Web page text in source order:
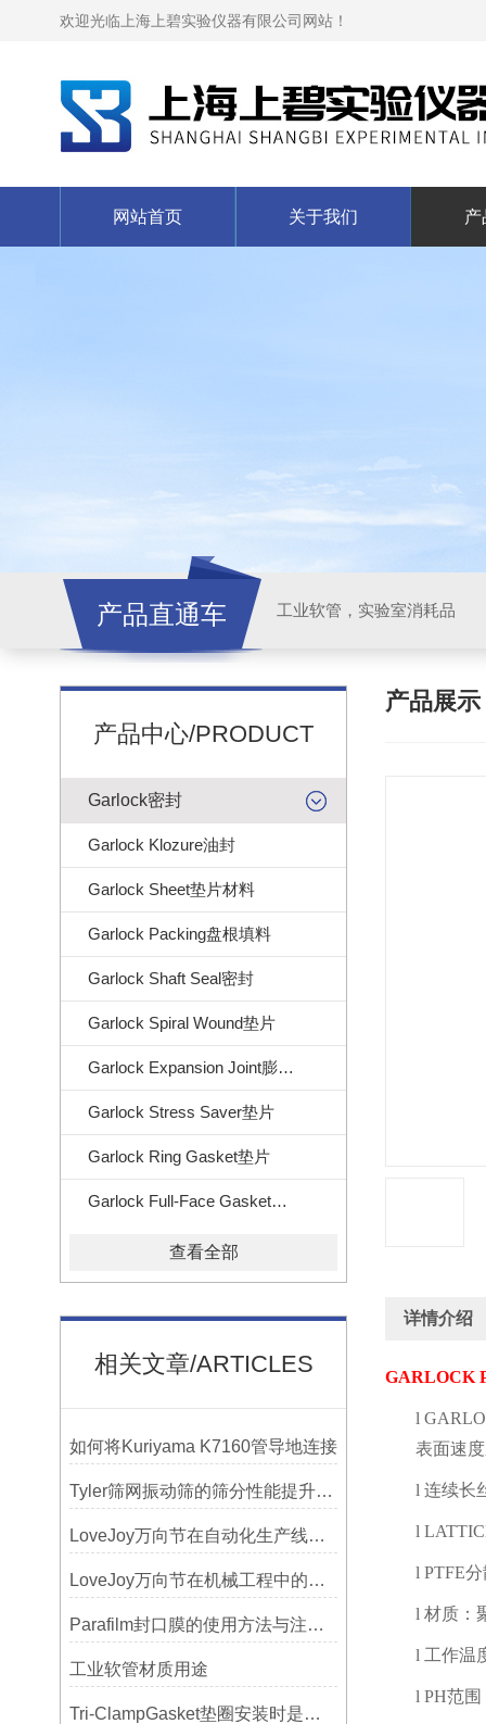
欢迎光临上海上碧实验仪器有限公司网站！
网站首页 关于我们 产
产品直通车 工业软管，实验室消耗品
产品中心/PRODUCT
Garlock密封
Garlock Klozure油封
Garlock Sheet垫片材料
Garlock Packing盘根填料
Garlock Shaft Seal密封
Garlock Spiral Wound垫片
Garlock Expansion Joint膨胀节
Garlock Stress Saver垫片
Garlock Ring Gasket垫片
Garlock Full-Face Gasket垫片
查看全部
相关文章/ARTICLES
如何将Kuriyama K7160管导地连接
Tyler筛网振动筛的筛分性能提升技巧
LoveJoy万向节在自动化生产线中的核心作用
LoveJoy万向节在机械工程中的重要性
Parafilm封口膜的使用方法与注意事项
工业软管材质用途
Tri-ClampGasket垫圈安装时是否需要涂抹润滑剂或密封脂？
产品展示
详情介绍
GARLOCK
l
表面速
l 连续长
l
l PTFE分
l 材质：
l 工作温
l PH范围